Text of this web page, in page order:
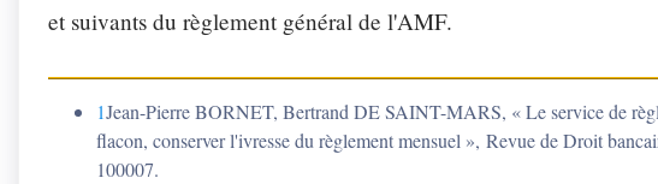
et suivants du règlement général de l'AMF.
1Jean-Pierre BORNET, Bertrand DE SAINT-MARS, « Le service de
flacon, conserver l'ivresse du règlement mensuel », Revue de Droit
100007.